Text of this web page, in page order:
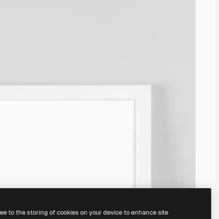
to the storing of cookies on your device to enhance site